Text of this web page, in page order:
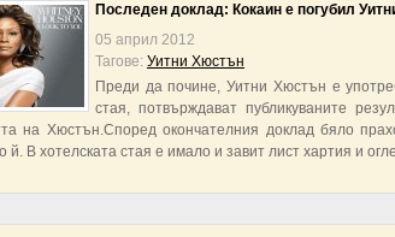
Последен доклад: Кокаин е погубил
05 април 2012
Тагове: Уитни Хюстън
Преди да почине, Уитни Хюстън е
стая, потвърждават публикуваните
на Хюстън.Според окончателния доклад бяло
й. В хотелската стая е имало и завит лист хартия и